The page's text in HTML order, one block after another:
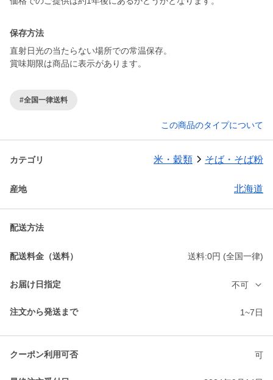
保存方法
直射日光の当たらない場所での常温保存。
賞味期限は商品に表示があります。
#全国一律送料
この商品のタイプについて
カテゴリ 米・穀類 そば・そば粉
産地 北海道
配送方法
配送料金（送料） 送料:0円 (全国一律)
お届け日指定 不可
注文から発送まで 1~7日
クーポン利用可否 可